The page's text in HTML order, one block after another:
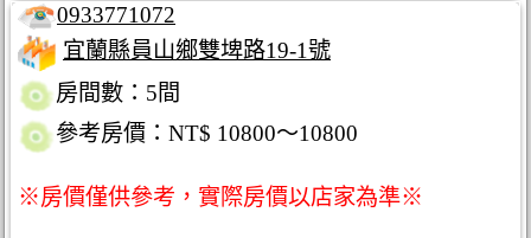
0933771072
宜蘭縣員山鄉雙埤路19-1號
房間數：5間
參考房價：NT$ 10800～10800
※房價僅供參考，實際房價以店家為準※